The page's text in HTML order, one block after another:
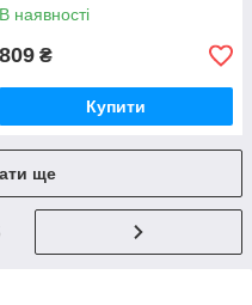
В наявності
809 ₴
Купити
ще